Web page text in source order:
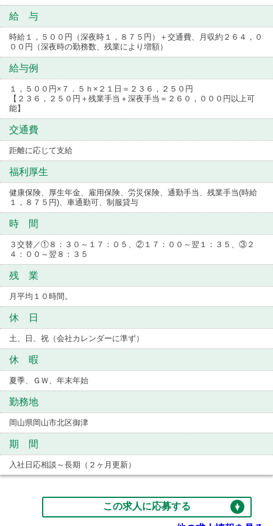
給 与
時給１，５００円（深夜時１，８７５円）＋交通費、月収約２６４，０
００円（深夜時の勤務数、残業により増額）
給与例
１，５００円×７．５ｈ×２１日＝２３６，２５０円
【２３６，２５０円＋残業手当＋深夜手当＝２６０，０００円以上可
能】
交通費
距離に応じて支給
福利厚生
健康保険、厚生年金、雇用保険、労災保険、通勤手当、残業手当(時給
１，８７５円)、車通勤可、制服貸与
時 間
３交替／①８：３０～１７：０５、②１７：００～翌１：３５、③２
４：００～翌８：３５
残 業
月平均１０時間。
休 日
土、日、祝（会社カレンダーに準ず）
休 暇
夏季、ＧＷ、年末年始
勤務地
岡山県岡山市北区御津
期 間
入社日応相談～長期（２ヶ月更新）
この求人に応募する